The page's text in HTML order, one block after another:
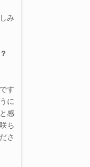
み
す
に
感
ち
さ